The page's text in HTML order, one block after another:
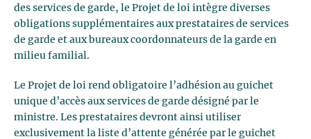
des services de garde, le Projet de loi intègre diverses
obligations supplémentaires aux prestataires de services
de garde et aux bureaux coordonnateurs de la garde en
milieu familial.
Le Projet de loi rend obligatoire l’adhésion au guichet
unique d’accès aux services de garde désigné par le
ministre. Les prestataires devront ainsi utiliser
exclusivement la liste d’attente générée par le guichet